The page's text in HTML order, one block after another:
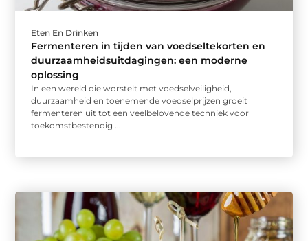
Eten En Drinken
Fermenteren in tijden van voedseltekorten en
duurzaamheidsuitdagingen: een moderne
oplossing
In een wereld die worstelt met voedselveiligheid,
duurzaamheid en toenemende voedselprijzen groeit
fermenteren uit tot een veelbelovende techniek voor
toekomstbestendig ...